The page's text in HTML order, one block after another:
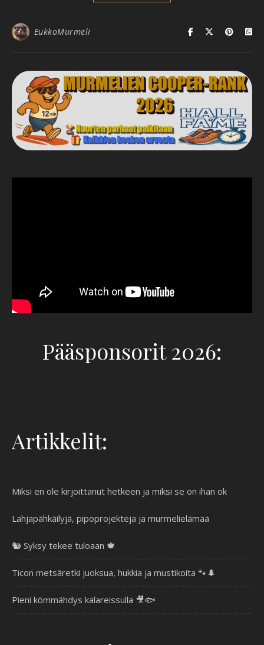
EukkoMurmeli
Pääsponsorit 2026:
Artikkelit:
Miksi en ole kirjoittanut hetkeen ja miksi se on ihan ok
Lahjapähkäilyjä, pipoprojekteja ja murmelielämää
🐿️ Syksy tekee tuloaan 🍁
Ticon metsäretki juoksua, hukkia ja mustikoita 🐾🌲
Pieni kömmähdys kalareissulla 🎥🐟